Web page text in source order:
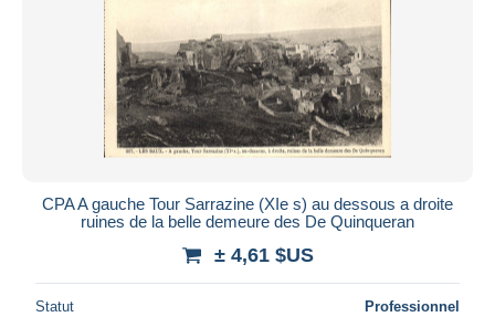
CPA A gauche Tour Sarrazine (XIe s) au dessous a droite
ruines de la belle demeure des De Quinqueran
± 4,61 $US
Statut Professionnel